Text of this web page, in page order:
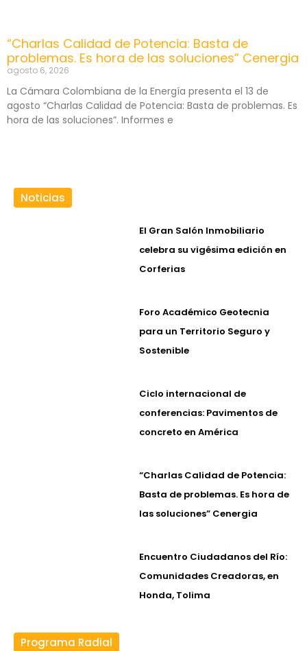
“Charlas Calidad de Potencia: Basta de
problemas. Es hora de las soluciones” Cenergia
agosto 6, 2026
La Cámara Colombiana de la Energía presenta el 13 de
agosto “Charlas Calidad de Potencia: Basta de problemas. Es
hora de las soluciones”. Informes e
Noticias
El Gran Salón Inmobiliario
celebra su vigésima edición en
Corferias
Foro Académico Geotecnia
para un Territorio Seguro y
Sostenible
Ciclo internacional de
conferencias: Pavimentos de
concreto en América
“Charlas Calidad de Potencia:
Basta de problemas. Es hora de
las soluciones” Cenergia
Encuentro Ciudadanos del Río:
Comunidades Creadoras, en
Honda, Tolima
Programa Radial